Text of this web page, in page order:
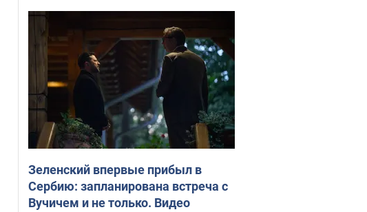
Зеленский впервые прибыл в
Сербию: запланирована встреча с
Вучичем и не только. Видео